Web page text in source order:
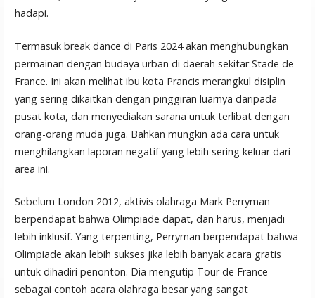
hadapi.
Termasuk break dance di Paris 2024 akan menghubungkan
permainan dengan budaya urban di daerah sekitar Stade de
France. Ini akan melihat ibu kota Prancis merangkul disiplin
yang sering dikaitkan dengan pinggiran luarnya daripada
pusat kota, dan menyediakan sarana untuk terlibat dengan
orang-orang muda juga. Bahkan mungkin ada cara untuk
menghilangkan laporan negatif yang lebih sering keluar dari
area ini.
Sebelum London 2012, aktivis olahraga Mark Perryman
berpendapat bahwa Olimpiade dapat, dan harus, menjadi
lebih inklusif. Yang terpenting, Perryman berpendapat bahwa
Olimpiade akan lebih sukses jika lebih banyak acara gratis
untuk dihadiri penonton. Dia mengutip Tour de France
sebagai contoh acara olahraga besar yang sangat